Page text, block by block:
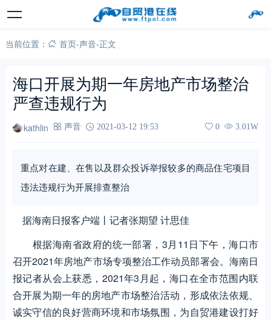
当前位置： 首页-声音-正文
海口开展为期一年房地产市场整治
严查违规行为
kathlin 声音 2021-03-12 19:53 0 3.01W
重点对在建、在售以及群众投诉举报较多的商品住宅项目
违法违规行为开展排查整治
据海南日报客户端丨记者张期望 计思佳
根据海南省政府的统一部署，3月11日下午，海口市
召开2021年房地产市场专项整治工作动员部署会。海南日
报记者从会上获悉，2021年3月起，海口在全市范围内联
合开展为期一年的房地产市场整治活动，形成依法依规、
诚实守信的良好营商环境和市场氛围，为自贸港建设打好